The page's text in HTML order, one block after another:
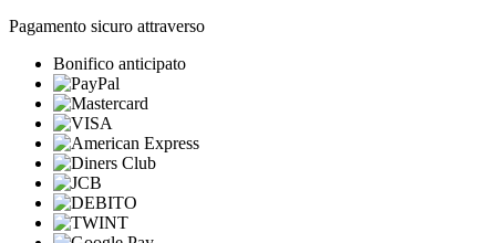
Pagamento sicuro attraverso
Bonifico anticipato